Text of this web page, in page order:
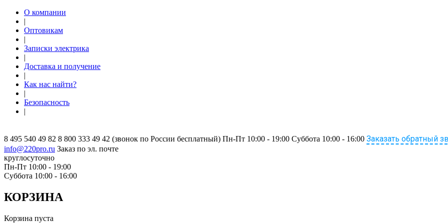
О компании
|
Оптовикам
|
Записки электрика
|
Доставка и получение
|
Как нас найти?
|
Безопасность
|
8 495 540 49 82 8 800 333 49 42 (звонок по России бесплатный) Пн-Пт 10:00 - 19:00 Суббота 10:00 - 16:00 Заказать обратный
info@220pro.ru Заказ по эл. почте
круглосуточно
Пн-Пт 10:00 - 19:00
Суббота 10:00 - 16:00
КОРЗИНА
Корзина пуста